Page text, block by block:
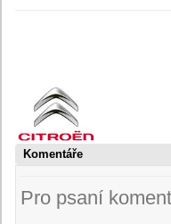
Komentáře
Pro psaní